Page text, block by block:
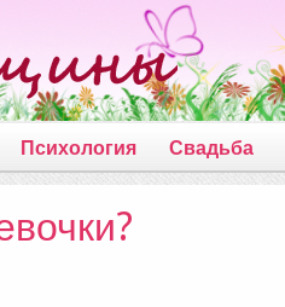
Психология Свадьба